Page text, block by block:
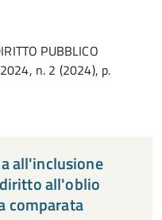
PUBBLICO
2024, n. 2 (2024), p.
all'inclusione
all'oblio
comparata